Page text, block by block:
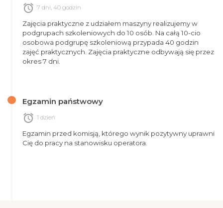
alarm 7 dni, 40 godzin
Zajęcia praktyczne z udziałem maszyny realizujemy w
podgrupach szkoleniowych do 10 osób. Na całą 10-cio
osobowa podgrupę szkoleniową przypada 40 godzin
zajęć praktycznych. Zajęcia praktyczne odbywają się przez
okres 7 dni.
Egzamin państwowy
alarm 1 dzień
Egzamin przed komisją, którego wynik pozytywny uprawni
Cię do pracy na stanowisku operatora.